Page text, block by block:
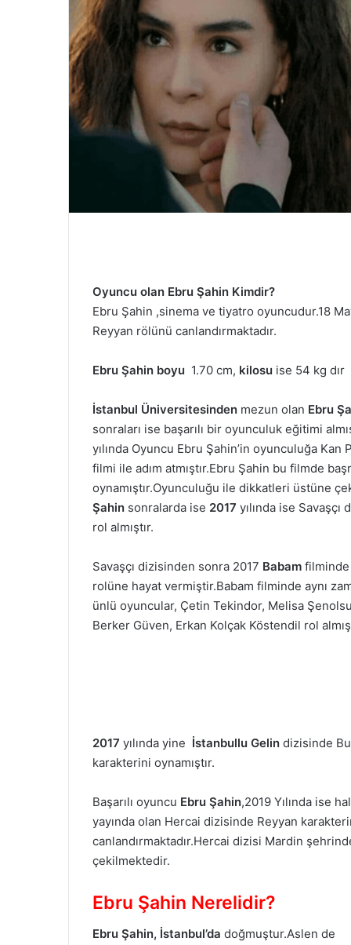
e
r
Oyuncu olan Ebru Şahin Kimdir?
Ebru Şahin ,sinema ve tiyatro oyuncudur.18
Reyyan rölünü canlandırmaktadır.
Ebru Şahin boyu 1.70 cm, kilosu ise 54 kg dır
İstanbul Üniversitesinden mezun olan Ebru
sonraları ise başarılı bir oyunculuk eğitimi
yılında Oyuncu Ebru Şahin’in oyunculuğa Kan
filmi ile adım atmıştır.Ebru Şahin bu filmde
oynamıştır.Oyunculuğu ile dikkatleri üstüne
Şahin sonralarda ise 2017 yılında ise Savaşçı
rol almıştır.
Savaşçı dizisinden sonra 2017 Babam
rolüne hayat vermiştir.Babam filminde aynı
ünlü oyuncular, Çetin Tekindor, Melisa
Berker Güven, Erkan Kolçak Köstendil rol
2017 yılında yine İstanbullu Gelin dizisinde
karakterini oynamıştır.
Başarılı oyuncu Ebru Şahin,2019 Yılında ise
yayında olan Hercai dizisinde Reyyan
canlandırmaktadır.Hercai dizisi Mardin
çekilmektedir.
Ebru Şahin Nerelidir?
Ebru Şahin, İstanbul’da doğmuştur.Aslen de